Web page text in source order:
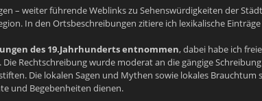
– weiter führende Weblinks zu Sehenswürdigkeiten der
In den Ortsbeschreibungen zitiere ich lexikalische
des 19.Jahrhunderts entnommen, dabei habe ich freie
Rechtschreibung wurde moderat an die gängige Schreibung
Die lokalen Sagen und Mythen sowie lokales Brauchtum
und Begebenheiten dienen.